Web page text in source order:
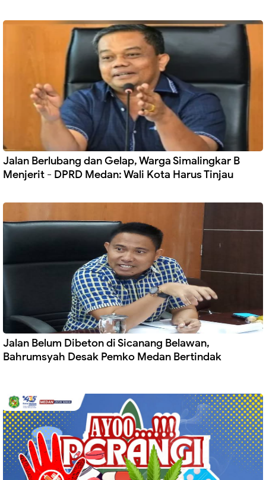
Jalan Berlubang dan Gelap, Warga Simalingkar B
Menjerit - DPRD Medan: Wali Kota Harus Tinjau
Jalan Belum Dibeton di Sicanang Belawan,
Bahrumsyah Desak Pemko Medan Bertindak